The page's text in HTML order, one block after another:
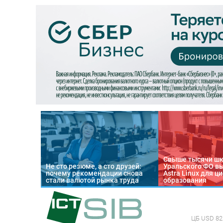
Не сто резюме, а сто друзей:
почему рекомендации снова
стали валютой рынка труда
Свыше тысячи
Уральского ФО
Astra Linux для
образования
ЦБ USD